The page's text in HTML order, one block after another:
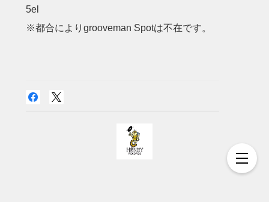
5el
※都合によりgrooveman Spotは不在です。